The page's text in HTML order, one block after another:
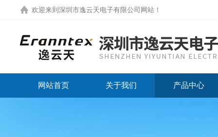
欢迎来到 深圳市逸云天电子有限公司网站 ！
网站首页 关于我们 产品中心